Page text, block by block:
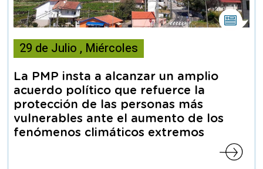
Esta
noticia
29 de Julio , Miércoles
La PMP insta a alcanzar un amplio
acuerdo político que refuerce la
protección de las personas más
vulnerables ante el aumento de los
fenómenos climáticos extremos